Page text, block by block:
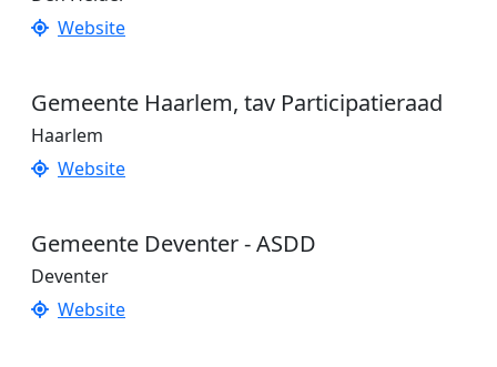
Website
Gemeente Haarlem, tav Participatieraad
Haarlem
Website
Gemeente Deventer - ASDD
Deventer
Website